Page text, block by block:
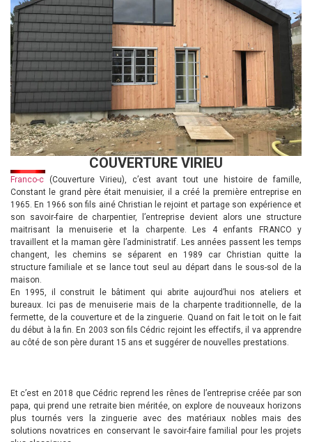
COUVERTURE VIRIEU
Franco-c (Couverture Virieu), c’est avant tout une histoire de famille,
Constant le grand père était menuisier, il a créé la première entreprise en
1965. En 1966 son fils ainé Christian le rejoint et partage son expérience et
son savoir-faire de charpentier, l’entreprise devient alors une structure
maitrisant la menuiserie et la charpente. Les 4 enfants FRANCO y
travaillent et la maman gère l’administratif. Les années passent les temps
changent, les chemins se séparent en 1989 car Christian quitte la
structure familiale et se lance tout seul au départ dans le sous-sol de la
maison.
En 1995, il construit le bâtiment qui abrite aujourd’hui nos ateliers et
bureaux. Ici pas de menuiserie mais de la charpente traditionnelle, de la
fermette, de la couverture et de la zinguerie. Quand on fait le toit on le fait
du début à la fin. En 2003 son fils Cédric rejoint les effectifs, il va apprendre
au côté de son père durant 15 ans et suggérer de nouvelles prestations.
Et c’est en 2018 que Cédric reprend les rênes de l’entreprise créée par son
papa, qui prend une retraite bien méritée, on explore de nouveaux horizons
plus tournés vers la zinguerie avec des matériaux nobles mais des
solutions novatrices en conservant le savoir-faire familial pour les projets